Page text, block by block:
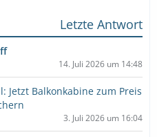
Letzte Antwort
14. Juli 2026 um 14:48
Jetzt Balkonkabine zum Preis
3. Juli 2026 um 16:04